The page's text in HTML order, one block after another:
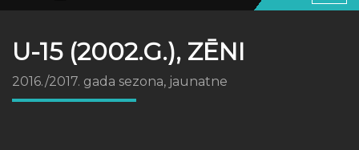
U-15 (2002.G.), ZĒNI
2016./2017. gada sezona, jaunatne